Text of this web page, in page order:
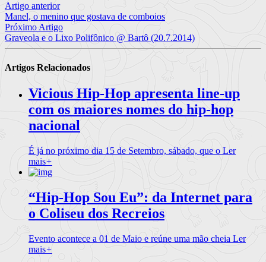
Artigo anterior
Manel, o menino que gostava de comboios
Próximo Artigo
Graveola e o Lixo Polifônico @ Bartô (20.7.2014)
Artigos Relacionados
Vicious Hip-Hop apresenta line-up
com os maiores nomes do hip-hop
nacional
É já no próximo dia 15 de Setembro, sábado, que o Ler
mais+
“Hip-Hop Sou Eu”: da Internet para
o Coliseu dos Recreios
Evento acontece a 01 de Maio e reúne uma mão cheia Ler
mais+